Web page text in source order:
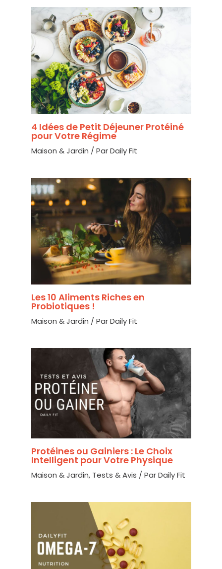
4 Idées de Petit Déjeuner Protéiné
pour Votre Régime
Maison & Jardin / ParDaily Fit
Les 10 Aliments Riches en
Probiotiques !
Maison & Jardin / ParDaily Fit
Protéines ou Gainiers : Le Choix
Intelligent pour Votre Physique
Maison & Jardin, Tests & Avis / ParDaily Fit